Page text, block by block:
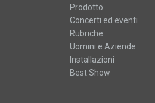
Prodotto
Concerti ed eventi
Rubriche
Uomini e Aziende
Installazioni
Best Show